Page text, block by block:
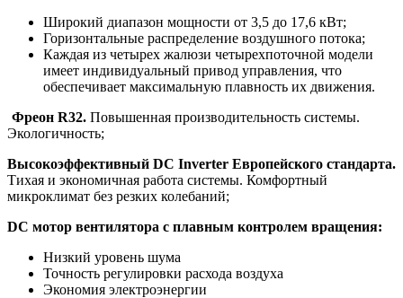
Широкий диапазон мощности от 3,5 до 17,6 кВт;
Горизонтальные распределение воздушного потока;
Каждая из четырех жалюзи четырехпоточной модели
имеет индивидуальный привод управления, что
обеспечивает максимальную плавность их движения.
Фреон R32. Повышенная производительность системы.
Экологичность;
Высокоэффективный DC Inverter Европейского стандарта.
Тихая и экономичная работа системы. Комфортный
микроклимат без резких колебаний;
DC мотор вентилятора с плавным контролем вращения:
Низкий уровень шума
Точность регулировки расхода воздуха
Экономия электроэнергии